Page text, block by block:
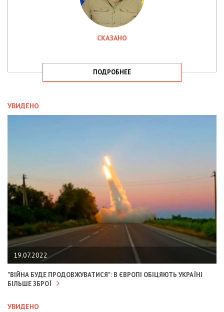
СКАЗАНО
ПОДРОБНЕЕ
УВИДЕНО
19.07.2022
"ВІЙНА БУДЕ ПРОДОВЖУВАТИСЯ": В ЄВРОПІ ОБІЦЯЮТЬ УКРАЇНІ
БІЛЬШЕ ЗБРОЇ
УВИДЕНО